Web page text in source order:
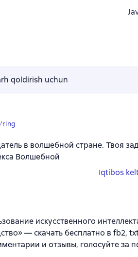
qoldirish uchun
в волшебной стране. Твоя
Волшебной
Iqtibos
искусственного
— скачать бесплатно в fb2,
и отзывы, голосуйте за